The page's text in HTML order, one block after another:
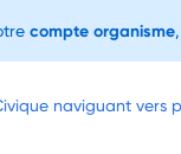
compte organisme